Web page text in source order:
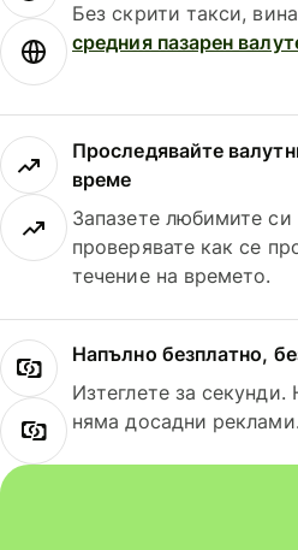
Без скрити такси,
средния пазарен
Проследявайте
време
Запазете любимите си
проверявате как се
течение на времето.
Напълно безплатно,
Изтеглете за секунди.
няма досадни реклами.